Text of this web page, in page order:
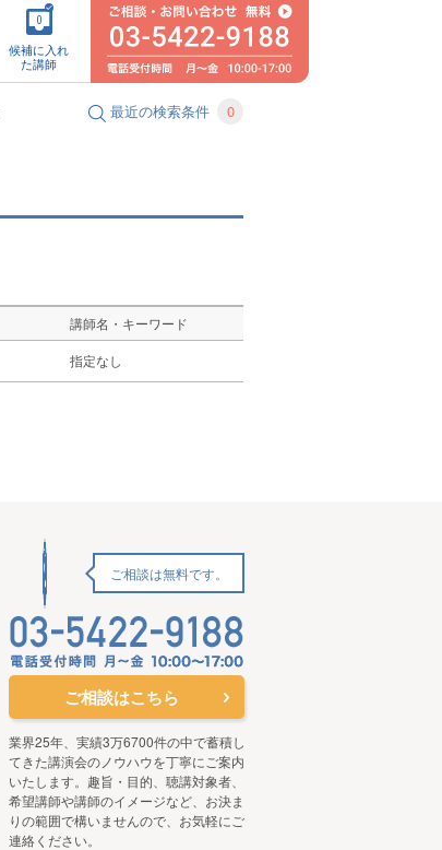
0
候補に入れ
た講師
最近の検索条件 0
講師名・キーワード
指定なし
ご相談は無料です。
ご相談はこちら
業界25年、実績3万6700件の中で蓄積し
てきた講演会のノウハウを丁寧にご案内
いたします。趣旨・目的、聴講対象者、
希望講師や講師のイメージなど、お決ま
りの範囲で構いませんので、お気軽にご
連絡ください。